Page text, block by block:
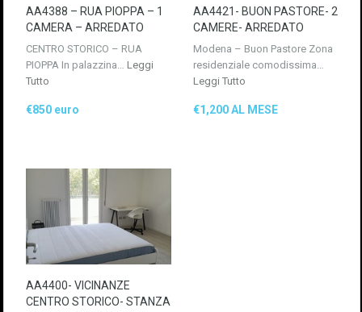
AA4388 – RUA PIOPPA – 1
CAMERA – ARREDATO
CENTRO STORICO – RUA
PIOPPA In palazzina… Leggi
Tutto
€850 euro
AA4421- BUON PASTORE- 2
CAMERE- ARREDATO
Modena – Buon Pastore Zona
residenziale comodissima…
Leggi Tutto
€1,200 AL MESE
AA4400- VICINANZE
CENTRO STORICO- STANZA